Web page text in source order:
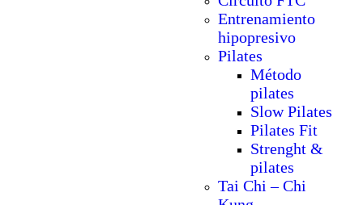
Entrenamiento
hipopresivo
Pilates
Método
pilates
Slow Pilates
Pilates Fit
Strenght &
pilates
Tai Chi – Chi